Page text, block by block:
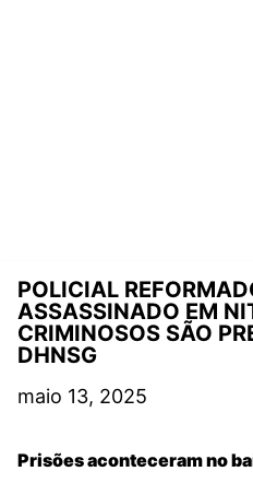
POLICIAL
ASSASSINADO EM
CRIMINOSOS SÃO
DHNSG
maio 13, 2025
Prisões aconteceram no